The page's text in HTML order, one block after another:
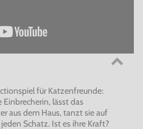
für Katzenfreunde:
lässt das
aus dem Haus, tanzt sie auf
Schatz. Ist es ihre Kraft?